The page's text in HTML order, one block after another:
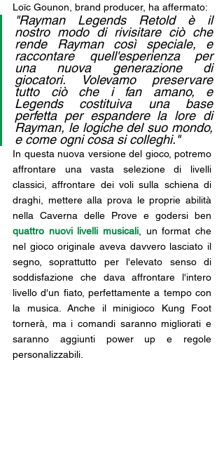
Loïc Gounon, brand producer, ha affermato:
"Rayman Legends Retold è il
nostro modo di rivisitare ciò che
rende Rayman così speciale, e
raccontare quell'esperienza per
una nuova generazione di
giocatori. Volevamo preservare
tutto ciò che i fan amano, e
Legends costituiva una base
perfetta per espandere la lore di
Rayman, le logiche del suo mondo,
e come ogni cosa si colleghi."
In questa nuova versione del gioco, potremo
affrontare una vasta selezione di livelli
classici, affrontare dei voli sulla schiena di
draghi, mettere alla prova le proprie abilità
quattro nuovi livelli musicali , un format che
nel gioco originale aveva davvero lasciato il
segno, soprattutto per l'elevato senso di
soddisfazione che dava affrontare l'intero
livello d'un fiato, perfettamente a tempo con
la musica. Anche il minigioco Kung Foot
tornerà, ma i comandi saranno migliorati e
saranno aggiunti power up e regole
personalizzabili.